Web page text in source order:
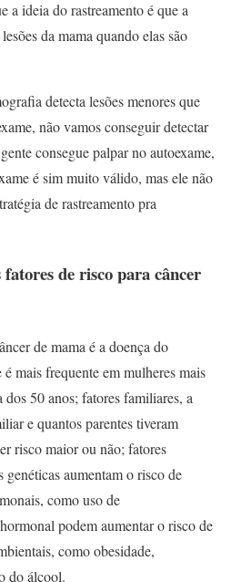
a ideia do rastreamento é que a
da mama quando elas são
detecta lesões menores que
não vamos conseguir detectar
consegue palpar no autoexame,
é sim muito válido, mas ele não
de rastreamento pra
de risco para câncer
de mama é a doença do
mais frequente em mulheres mais
50 anos; fatores familiares, a
e quantos parentes tiveram
risco maior ou não; fatores
genéticas aumentam o risco de
como uso de
podem aumentar o risco de
como obesidade,
do álcool.